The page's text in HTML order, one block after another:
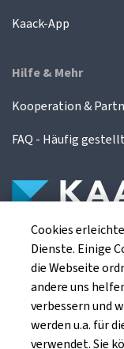
Kaack-App
Hilfe & Mehr
Kooperation &
FAQ - Häufig
Die Kaack
Agrarterminbörsen.
Kaack
Cookies
Dienste. Einige
die Webseite
andere uns
verbessern und
werden u.a. für
verwendet. Sie